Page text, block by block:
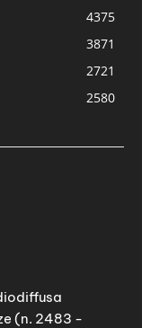
4375
3871
2721
2580
(n. 2483 -